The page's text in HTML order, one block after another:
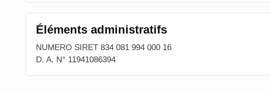
Éléments administratifs
NUMERO SIRET 834 081 994 000 16
D. A. N° 11941086394